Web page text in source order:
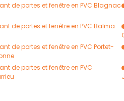
de portes et fenêtre en PVC Blagnac
de portes et fenêtre en PVC Balma
de portes et fenêtre en PVC Portet-
de portes et fenêtre en PVC